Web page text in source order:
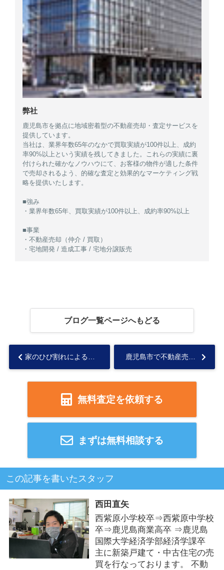
弊社
鹿児島市を拠点に地域密着型の不動産売却・査定サービスを
提供しています。
当社は、業界年数65年のなかで買取実績が100件以上、成約
率90%以上という実績を残してきました。これらの実績に裏
付けられた確かなノウハウにて、お客様の物件が適した条件
で売却されるよう、的確な査定と効果的なマーケティング戦
略を提供いたします。
■強み
・業界年数65年、買取実績が100件以上、成約率90%以上
■事業
・不動産売却（仲介 / 買取）
・宅地開発 / 造成工事 / 宅地分譲販売
ブログ一覧ページへもどる
家のひび割れによる売却価格への影響とは？売却のコツと放置するリスクも解説... 鹿児島市で不動産売却を検討中の方必見！方法や流れを詳しくご紹介...
無料査定を依頼する
まずは無料相談する
この記事を書いたスタッフ
西田直矢
西紫原小学校卒⇒西紫原中学校
卒⇒鹿児島商業高卒 ⇒鹿児島
国際大学経済学部経済学課卒
主に新築戸建て・中古住宅の売
買を行なっております。 不動